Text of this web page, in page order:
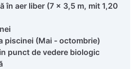
în aer liber (7 x 3,5 m, mit 1,20
piscinei (Mai - octombrie)
punct de vedere biologic